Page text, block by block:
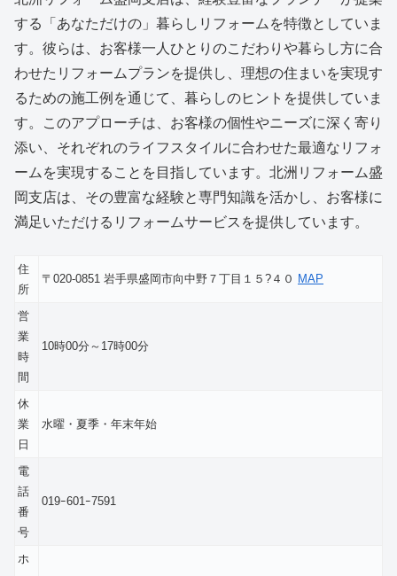
する「あなただけの」暮らしリフォームを特徴としていま
す。彼らは、お客様一人ひとりのこだわりや暮らし方に合
わせたリフォームプランを提供し、理想の住まいを実現す
るための施工例を通じて、暮らしのヒントを提供していま
す。このアプローチは、お客様の個性やニーズに深く寄り
添い、それぞれのライフスタイルに合わせた最適なリフォ
ームを実現することを目指しています。北洲リフォーム盛
岡支店は、その豊富な経験と専門知識を活かし、お客様に
満足いただけるリフォームサービスを提供しています。
住
所
〒020-0851 岩手県盛岡市向中野７丁目１５?４０ MAP
営
業
時
間
10時00分～17時00分
休
業
日
水曜・夏季・年末年始
電
話
番
号
019ｰ601ｰ7591
ホ